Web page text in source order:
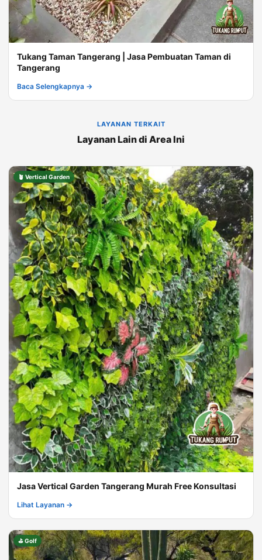
Tukang Taman Tangerang | Jasa Pembuatan Taman di
Tangerang
Baca Selengkapnya →
LAYANAN TERKAIT
Layanan Lain di Area Ini
🪴 Vertical Garden
Jasa Vertical Garden Tangerang Murah Free Konsultasi
Lihat Layanan →
⛳ Golf